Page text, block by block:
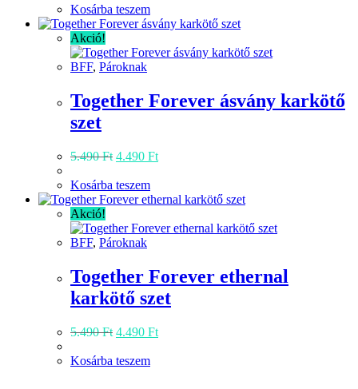
was:
7.990 Ft.6.990 Ft.
Kosárba teszem
Akció!
BFF, Pároknak
Together Forever ásvány karkötő
szet
5.490Ft Original
was:
5.490 Ft.
4.490 FtCurrent
4.490 Ft.
Kosárba teszem
Akció!
BFF, Pároknak
Together Forever ethernal
karkötő szet
5.490Ft Original
was:
4.490 FtCurrent
Kosárba teszem